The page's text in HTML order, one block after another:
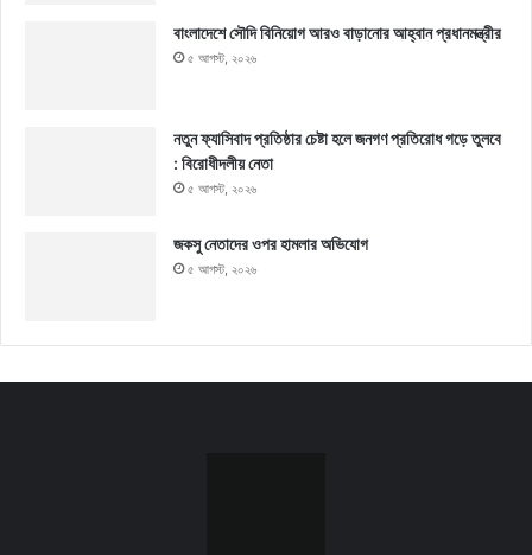
বাংলাদেশে সৌদি বিনিয়োগ আরও বাড়ানোর আহ্বান প্রধানমন্ত্রীর
৫ আগস্ট, ২০২৬
নতুন ফ্যাসিবাদ প্রতিষ্ঠার চেষ্টা হলে জনগণ প্রতিরোধ গড়ে তুলবে
: বিরোধীদলীয় নেতা
৫ আগস্ট, ২০২৬
জকসু নেতাদের ওপর হামলার অভিযোগ
৫ আগস্ট, ২০২৬